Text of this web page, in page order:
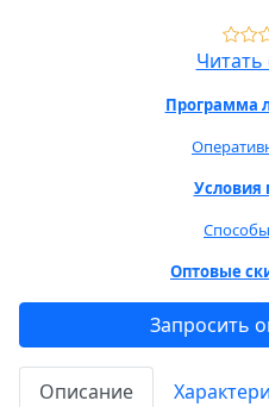
Программа
Условия
Оптовые
Запросить
Описание